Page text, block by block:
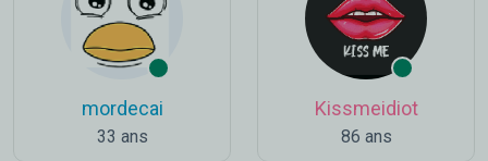
mordecai
33 ans
Kissmeidiot
86 ans